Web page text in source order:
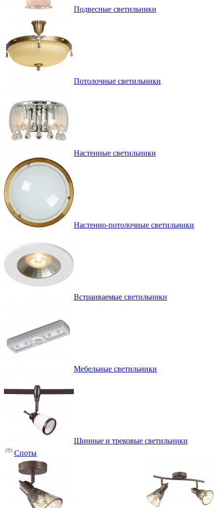
Подвесные светильники
Потолочные светильники
Настенные светильники
Настенно-потолочные светильники
Встраиваемые светильники
Мебельные светильники
Шинные и трековые светильники
Споты